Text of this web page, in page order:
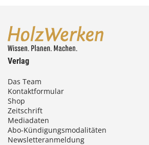
Verlag
Das Team
Kontaktformular
Shop
Zeitschrift
Mediadaten
Abo-Kündigungsmodalitäten
Newsletteranmeldung